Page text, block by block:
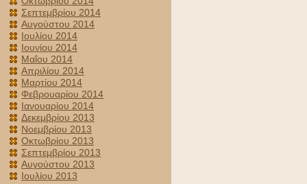
Σεπτεμβρίου 2014
Αυγούστου 2014
Ιουλίου 2014
Ιουνίου 2014
Μαΐου 2014
Απριλίου 2014
Μαρτίου 2014
Φεβρουαρίου 2014
Ιανουαρίου 2014
Δεκεμβρίου 2013
Νοεμβρίου 2013
Οκτωβρίου 2013
Σεπτεμβρίου 2013
Αυγούστου 2013
Ιουλίου 2013